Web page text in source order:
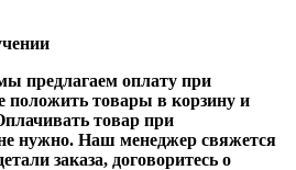
предлагаем оплату при
товары в корзину и
товар при
нужно. Наш менеджер свяжется
заказа, договоритесь о